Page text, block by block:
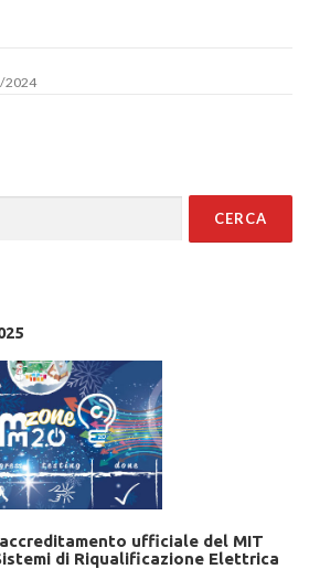
2024
ufficiale del MIT
di Riqualificazione Elettrica